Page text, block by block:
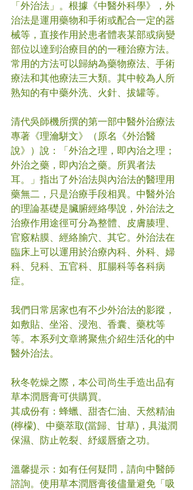
「外治法」。根據《中醫外科學》，外
治法是運用藥物和手術或配合一定的器
械等，直接作用於患者體表某部或病變
部位以達到治療目的的一種治療方法。
常用的方法可以歸納為藥物療法、手術
療法和其他療法三大類。其中較為人所
熟知的有中藥外洗、火針、拔罐等。
清代吳師機所撰的第一部中醫外治療法
專著《理瀹駢文》（原名《外治醫
說》）說：「外治之理，即內治之理；
外治之藥，即內治之藥。所異者法
耳。」指出了外治法與內治法的醫理用
藥無二，只是治療手段相異。中醫外治
的理論基礎是臟腑經絡學說，外治法之
治療作用途徑可分為整體、皮膚腠理、
官竅粘膜、經絡腧穴、其它。外治法在
臨床上可以運用於治療內科、外科、婦
科、兒科、五官科、肛腸科等各科病
症。
我們日常居家也有不少外治法的影蹤，
如敷貼、坐浴、浸泡、香囊、藥枕等
等。本系列文章將聚焦介紹生活化的中
醫外治法。
秋冬乾燥之際，本公司尚生手造出品有
草本潤唇膏可供購買。
其成份有：蜂蠟、甜杏仁油、天然精油
(檸檬)、中藥萃取(當歸、甘草)，具滋潤
保濕、防止乾裂、紓緩唇瘡之功。
溫馨提示：如有任何疑問，請向中醫師
諮詢。使用草本潤唇膏後儘量避免「吸